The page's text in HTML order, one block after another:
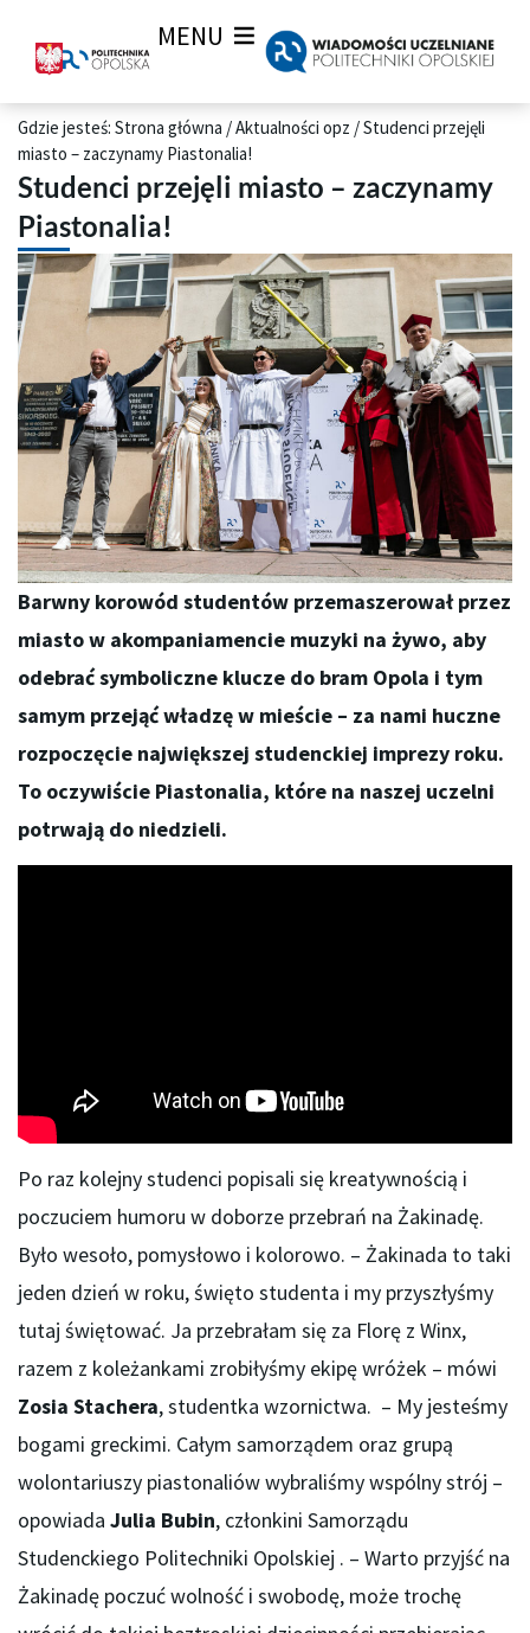
MENU
Gdzie jesteś: Strona główna /Aktualności opz /Studenci przejęli
miasto – zaczynamy Piastonalia!
Studenci przejęli miasto – zaczynamy
Piastonalia!
Barwny korowód studentów przemaszerował przez
miasto w akompaniamencie muzyki na żywo, aby
odebrać symboliczne klucze do bram Opola i tym
samym przejąć władzę w mieście – za nami huczne
rozpoczęcie największej studenckiej imprezy roku.
To oczywiście Piastonalia, które na naszej uczelni
potrwają do niedzieli.
Po raz kolejny studenci popisali się kreatywnością i
poczuciem humoru w doborze przebrań na Żakinadę.
Było wesoło, pomysłowo i kolorowo. – Żakinada to taki
jeden dzień w roku, święto studenta i my przyszłyśmy
tutaj świętować. Ja przebrałam się za Florę z Winx,
razem z koleżankami zrobiłyśmy ekipę wróżek – mówi
Zosia Stachera, studentka wzornictwa. – My jesteśmy
bogami greckimi. Całym samorządem oraz grupą
wolontariuszy piastonaliów wybraliśmy wspólny strój –
opowiada Julia Bubin, członkini Samorządu
Studenckiego Politechniki Opolskiej . – Warto przyjść na
Żakinadę poczuć wolność i swobodę, może trochę